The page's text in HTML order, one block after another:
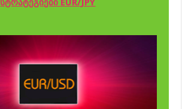
სტრატეგიები EUR/JPY